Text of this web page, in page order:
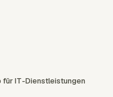
für IT-Dienstleistungen